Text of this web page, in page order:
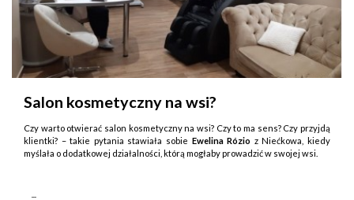
Salon kosmetyczny na wsi?
Czy warto otwierać salon kosmetyczny na wsi? Czy to ma sens? Czy przyjdą
klientki? – takie py­tania stawiała sobie Ewelina Rózio z Niećkowa, kiedy
myślała o dodatkowej działalności, którą mogłaby prowadzić w swojej wsi.